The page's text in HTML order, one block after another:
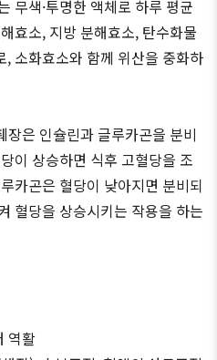
무색·투명한 액체로 하루 평균
효소, 지방 분해효소, 탄수화물
소화효소와 함께 위산을 중화하
은 인슐린과 글루카곤을 분비
이 상승하면 식후 고혈당을 조
카곤은 혈당이 낮아지면 분비되
혈당을 상승시키는 작용을 하는
역활